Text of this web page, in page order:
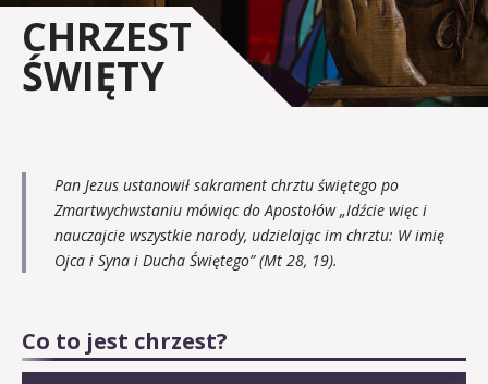
CHRZEST
ŚWIĘTY
Pan Jezus ustanowił sakrament chrztu świętego po
Zmartwychwstaniu mówiąc do Apostołów „Idźcie więc i
nauczajcie wszystkie narody, udzielając im chrztu: W imię
Ojca i Syna i Ducha Świętego” (Mt 28, 19).
Co to jest chrzest?